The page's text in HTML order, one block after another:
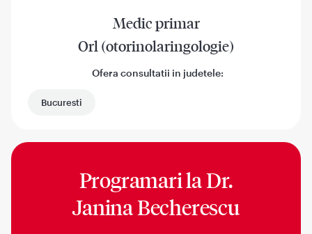
Medic primar
Orl (otorinolaringologie)
Ofera consultatii in judetele:
Bucuresti
Programari laDr.
Janina Becherescu